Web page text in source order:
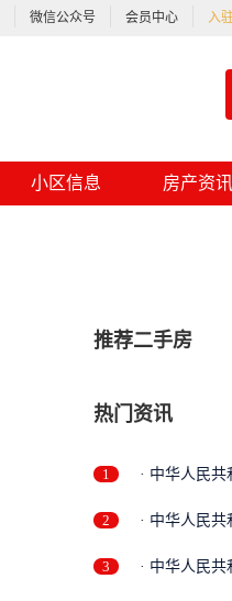
微信公众号 会员中心 入
小区信息 房产资讯
推荐二手房
热门资讯
1 · 中华人民
2 · 中华人民
3 · 中华人民